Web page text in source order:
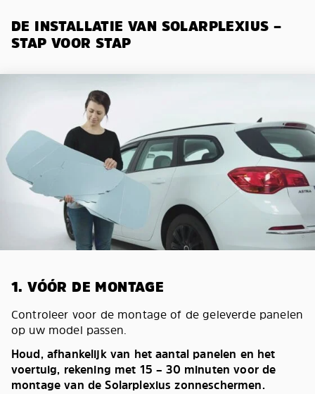
DE INSTALLATIE VAN SOLARPLEXIUS –
STAP VOOR STAP
1. VÓÓR DE MONTAGE
Controleer voor de montage of de geleverde panelen
op uw model passen.
Houd, afhankelijk van het aantal panelen en het
voertuig, rekening met 15 – 30 minuten voor de
montage van de Solarplexius zonneschermen.